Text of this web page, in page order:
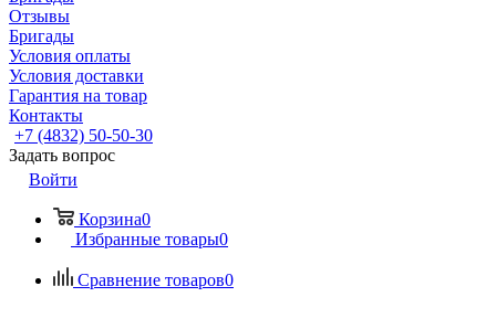
Отзывы
Бригады
Условия оплаты
Условия доставки
Гарантия на товар
Контакты
+7 (4832) 50-50-30
Задать вопрос
Войти
Корзина0
Избранные товары0
Сравнение товаров0